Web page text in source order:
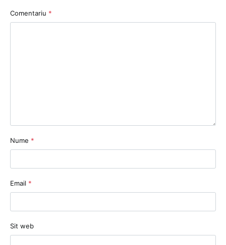
Comentariu *
Nume *
Email *
Sit web